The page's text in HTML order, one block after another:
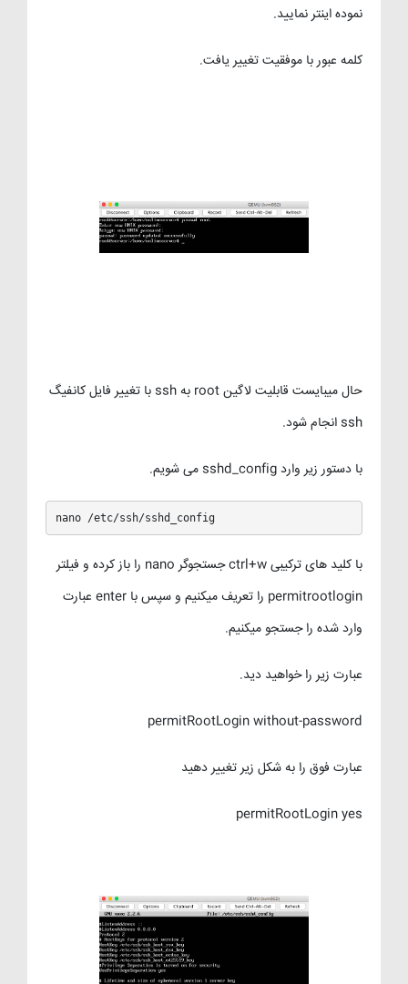
نموده اینتر نمایید.
کلمه عبور با موفقیت تغییر یافت.
حال میبایست قابلیت لاگین root به ssh با تغییر فایل کانفیگ
ssh انجام شود.
با دستور زیر وارد sshd_config می شویم.
nano /etc/ssh/sshd_config
با کلید های ترکیبی ctrl+w جستجوگر nano را باز کرده و فیلتر
permitrootlogin را تعریف میکنیم و سپس با enter عبارت
وارد شده را جستجو میکنیم.
عبارت زیر را خواهید دید.
permitRootLogin without-password
عبارت فوق را به شکل زیر تغییر دهید
permitRootLogin yes